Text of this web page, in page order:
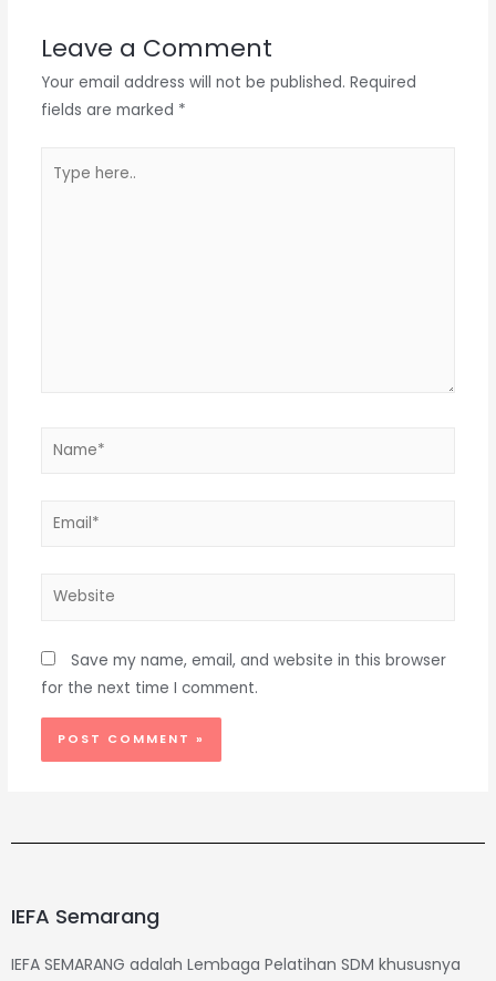
Leave a Comment
Your email address will not be published. Required
fields are marked *
Save my name, email, and website in this browser
for the next time I comment.
IEFA Semarang
IEFA SEMARANG adalah Lembaga Pelatihan SDM khususnya